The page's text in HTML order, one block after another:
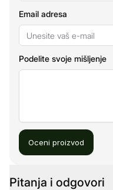
Email adresa
Podelite svoje mišljenje
Oceni proizvod
Pitanja i odgovori